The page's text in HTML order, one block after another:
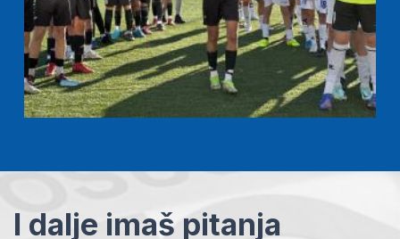
I dalje imaš pitanja